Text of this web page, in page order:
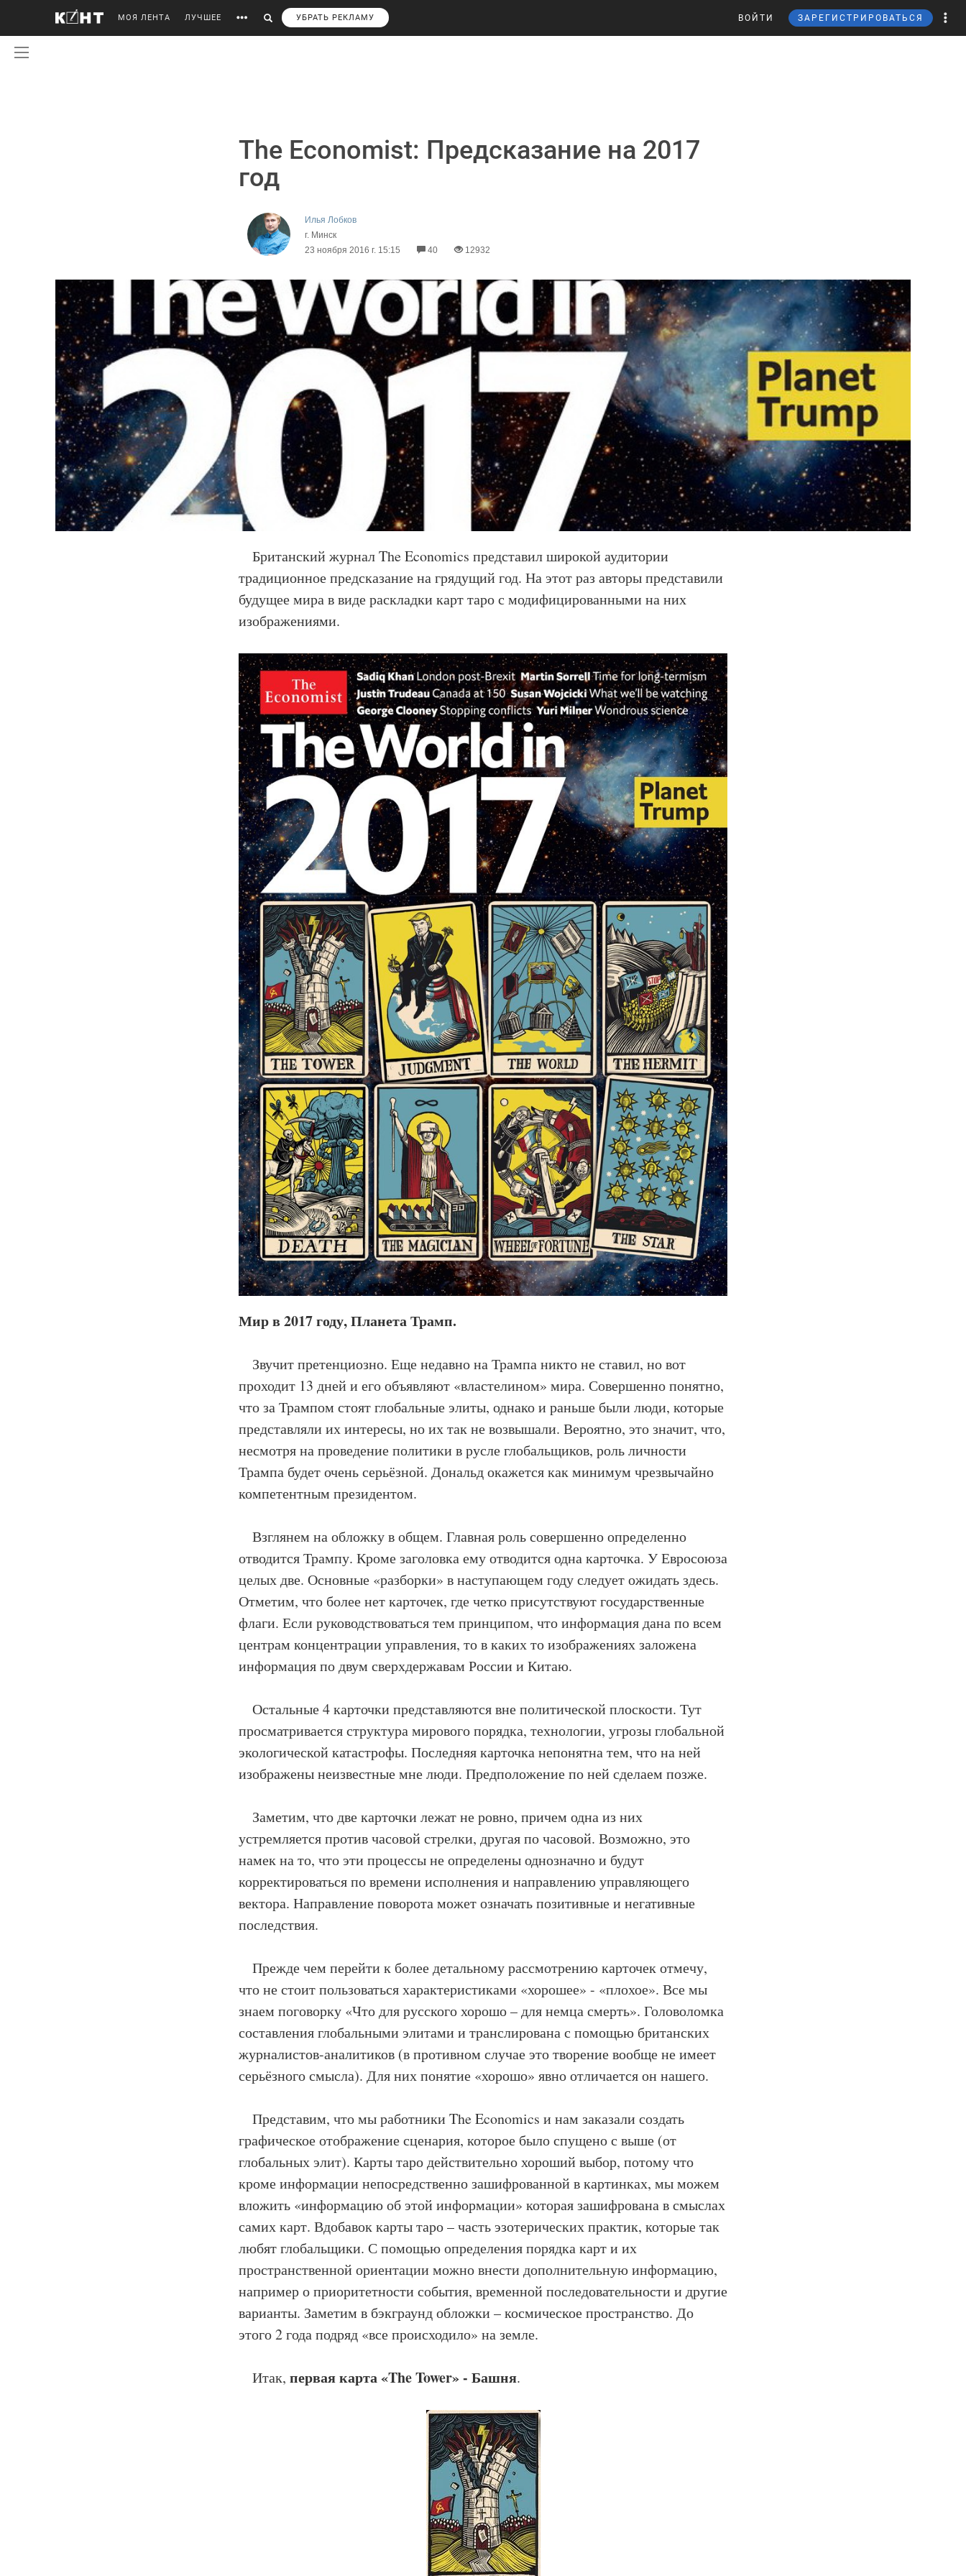
МОЯ ЛЕНТА ЛУЧШЕЕ УБРАТЬ РЕКЛАМУ ВОЙТИ ЗАРЕГИСТРИРОВАТЬСЯ
The Economist: Предсказание на 2017
год
Илья Лобков
г. Минск
23 ноября 2016 г. 15:15
40 12932
Британский журнал The Economics представил широкой аудитории
традиционное предсказание на грядущий год. На этот раз авторы представили
будущее мира в виде раскладки карт таро с модифицированными на них
изображениями.
Мир в 2017 году, Планета Трамп.
Звучит претенциозно. Еще недавно на Трампа никто не ставил, но вот
проходит 13 дней и его объявляют «властелином» мира. Совершенно понятно,
что за Трампом стоят глобальные элиты, однако и раньше были люди, которые
представляли их интересы, но их так не возвышали. Вероятно, это значит, что,
несмотря на проведение политики в русле глобальщиков, роль личности
Трампа будет очень серьёзной. Дональд окажется как минимум чрезвычайно
компетентным президентом.
Взглянем на обложку в общем. Главная роль совершенно определенно
отводится Трампу. Кроме заголовка ему отводится одна карточка. У Евросоюза
целых две. Основные «разборки» в наступающем году следует ожидать здесь.
Отметим, что более нет карточек, где четко присутствуют государственные
флаги. Если руководствоваться тем принципом, что информация дана по всем
центрам концентрации управления, то в каких то изображениях заложена
информация по двум сверхдержавам России и Китаю.
Остальные 4 карточки представляются вне политической плоскости. Тут
просматривается структура мирового порядка, технологии, угрозы глобальной
экологической катастрофы. Последняя карточка непонятна тем, что на ней
изображены неизвестные мне люди. Предположение по ней сделаем позже.
Заметим, что две карточки лежат не ровно, причем одна из них
устремляется против часовой стрелки, другая по часовой. Возможно, это
намек на то, что эти процессы не определены однозначно и будут
корректироваться по времени исполнения и направлению управляющего
вектора. Направление поворота может означать позитивные и негативные
последствия.
Прежде чем перейти к более детальному рассмотрению карточек отмечу,
что не стоит пользоваться характеристиками «хорошее» - «плохое». Все мы
знаем поговорку «Что для русского хорошо – для немца смерть». Головоломка
составления глобальными элитами и транслирована с помощью британских
журналистов-аналитиков (в противном случае это творение вообще не имеет
серьёзного смысла). Для них понятие «хорошо» явно отличается он нашего.
Представим, что мы работники The Economics и нам заказали создать
графическое отображение сценария, которое было спущено с выше (от
глобальных элит). Карты таро действительно хороший выбор, потому что
кроме информации непосредственно зашифрованной в картинках, мы можем
вложить «информацию об этой информации» которая зашифрована в смыслах
самих карт. Вдобавок карты таро – часть эзотерических практик, которые так
любят глобальщики. С помощью определения порядка карт и их
пространственной ориентации можно внести дополнительную информацию,
например о приоритетности события, временной последовательности и другие
варианты. Заметим в бэкграунд обложки – космическое пространство. До
этого 2 года подряд «все происходило» на земле.
Итак, первая карта «The Tower» - Башня.